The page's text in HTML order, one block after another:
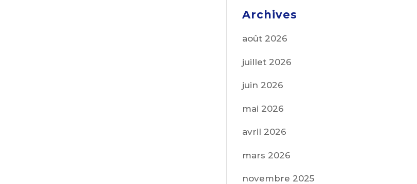
Archives
août 2026
juillet 2026
juin 2026
mai 2026
avril 2026
mars 2026
novembre 2025